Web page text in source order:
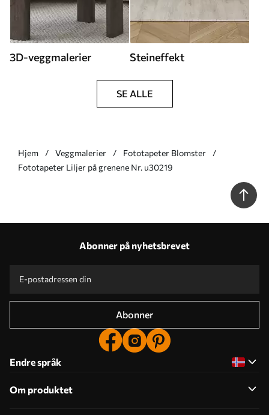
3D-veggmalerier Steineffekt
SE ALLE
Hjem Veggmalerier
Fototapeter Blomster
Fototapeter Liljer på grenene Nr. u30219
Abonner på nyhetsbrevet
Abonner
Endre språk
Om produktet